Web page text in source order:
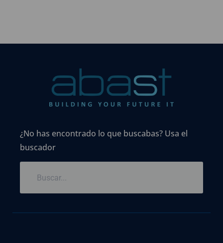
¿No has encontrado lo que buscabas? Usa el
buscador